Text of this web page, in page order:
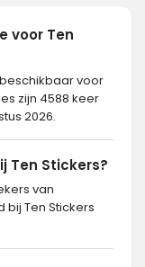
voor Ten
voor
zijn 4588 keer
2026.
Ten Stickers?
van
Ten Stickers